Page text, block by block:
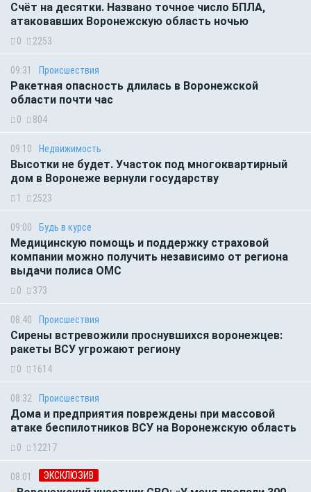
Счёт на десятки. Названо точное число БПЛА,
атаковавших Воронежскую область ночью
0 2253
09:31 Происшествия
Ракетная опасность длилась в Воронежской
области почти час
0 804
09:10 Недвижимость
Высотки не будет. Участок под многоквартирный
дом в Воронеже вернули государству
1 2523
09:00 Будь в курсе
Медицинскую помощь и поддержку страховой
компании можно получить независимо от региона
выдачи полиса ОМС
0 373
08:40 Происшествия
Сирены встревожили проснувшихся воронежцев:
ракеты ВСУ угрожают региону
0 1614
08:32 Происшествия
Дома и предприятия повреждены при массовой
атаке беспилотников ВСУ на Воронежскую область
0 12217
08:01 ЭКСКЛЮЗИВ